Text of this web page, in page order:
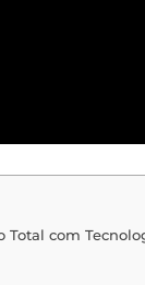
Total com